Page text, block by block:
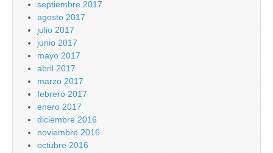
septiembre 2017
agosto 2017
julio 2017
junio 2017
mayo 2017
abril 2017
marzo 2017
febrero 2017
enero 2017
diciembre 2016
noviembre 2016
octubre 2016